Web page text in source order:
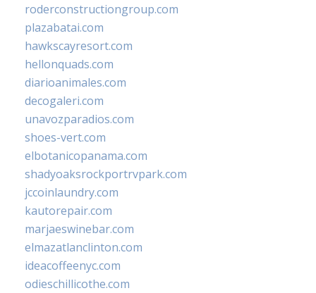
roderconstructiongroup.com
plazabatai.com
hawkscayresort.com
hellonquads.com
diarioanimales.com
decogaleri.com
unavozparadios.com
shoes-vert.com
elbotanicopanama.com
shadyoaksrockportrvpark.com
jccoinlaundry.com
kautorepair.com
marjaeswinebar.com
elmazatlanclinton.com
ideacoffeenyc.com
odieschillicothe.com